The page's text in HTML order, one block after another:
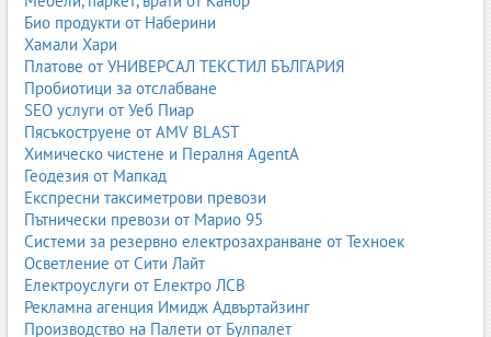
протеинови фуражи ;
соев шрот цена;
слънчогледов шрот цена
протеинови фуражи за крави ;
протеинови фуражи за свине
протеинови добавки за животни
1.4. Зърнени фуражи
Зърнените фуражи са основата на храненето в много ферми.
Най-често използваните култури са царевица, ечемик, пшеница
и овес. Те осигуряват енергия и са важна част от дажбите за
всички видове животни. Зърнените фуражи могат да се
използват самостоятелно или като част от комбинирани и
гранулирани фуражи.
Качеството на зърното – влажност, чистота, отсъствие на
Био продукти от Наберини
Хамали Хари
Платове от УНИВЕРСАЛ ТЕКСТИЛ БЪЛГАРИЯ
Пробиотици за отслабване
SEO услуги от Уеб Пиар
Пясъкоструене от AMV BLAST
Химическо чистене и Пералня AgentA
Геодезия от Мапкад
Експресни таксиметрови превози
Пътнически превози от Марио 95
Системи за резервно електрозахранване от Техноек
Осветление от Сити Лайт
Електроуслуги от Електро ЛСВ
Рекламна агенция Имидж Адвъртайзинг
Производство на Палети от Булпалет